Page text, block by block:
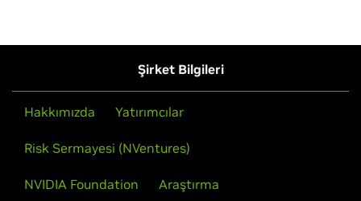
Şirket Bilgileri
Hakkımızda Yatırımcılar
Risk Sermayesi (NVentures)
NVIDIA Foundation Araştırma